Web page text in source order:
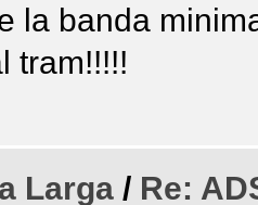
la banda
tram!!!!!
Larga / Re: